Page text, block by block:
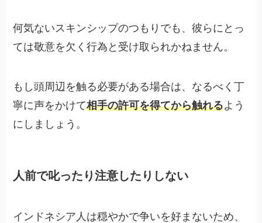
何気ないスキンシップのつもりでも、彼らにとっ
ては敬意を欠く行為と受け取られかねません。
もし頭周辺を触る必要がある場合は、なるべく丁
寧に声をかけて相手の許可を得てから触れるよう
にしましょう。
人前で叱ったり注意したりしない
インドネシア人は穏やかで争いを好まないため、